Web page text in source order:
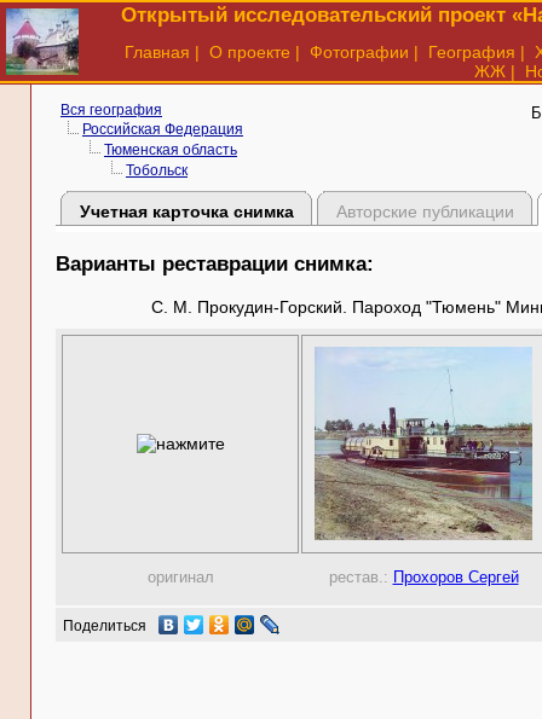
Открытый исследовательский проект
Главная | О проекте | Фотографии | География |
ЖЖ |
Вся география
Российская Федерация
Тюменская область
Тобольск
Учетная карточка снимка Авторские публикации
Варианты реставрации снимка:
С. М. Прокудин-Горский. Пароход "Тюмень"
оригинал рестав.: Прохоров Сергей
Поделиться